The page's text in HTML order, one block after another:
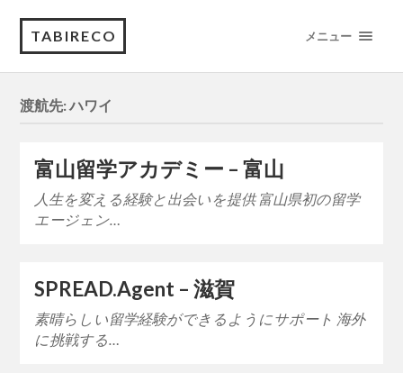
TABIRECO メニュー
渡航先:ハワイ
富山留学アカデミー – 富山
人生を変える経験と出会いを提供 富山県初の留学
エージェン…
SPREAD.Agent – 滋賀
素晴らしい留学経験ができるようにサポート 海外
に挑戦する…